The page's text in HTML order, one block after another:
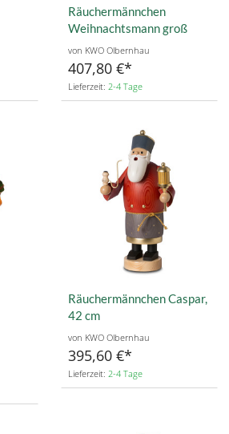
Räuchermännchen
Weihnachtsmann groß
von KWO Olbernhau
407,80 €
Lieferzeit: 2-4 Tage
Räuchermännchen Caspar,
42 cm
von KWO Olbernhau
395,60 €
Lieferzeit: 2-4 Tage